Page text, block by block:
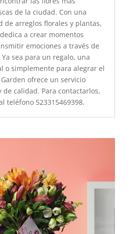
de la ciudad. Con una
de arreglos florales y plantas,
a crear momentos
emociones a través de
sea para un regalo, una
o simplemente para alegrar el
ofrece un servicio
de calidad. Para contactarlos,
teléfono 523315469398.